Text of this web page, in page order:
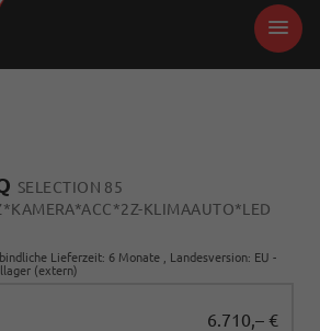
SELECTION 85
KLIMAAUTO*LED
Lieferzeit: 6 Monate , Landesversion: EU -
(extern)
6.710,– €